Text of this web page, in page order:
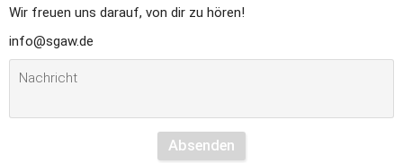
Wir freuen uns darauf, von dir zu hören!
info@sgaw.de
Absenden